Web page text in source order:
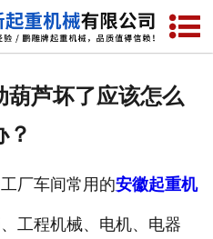
网站首页
葫芦坏了应该怎么
？
厂车间常用的安徽起重机
工程机械、电机、电器